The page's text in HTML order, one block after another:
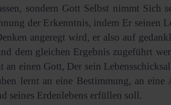
sondern Gott Selbst nimmt Sich
der Erkenntnis, indem Er seinen
angeregt wird, er also auf
dem gleichen Ergebnis zugeführt
an einen Gott, Der sein
lernt an eine Bestimmung, an eine
seines Erdenlebens erfüllen soll.